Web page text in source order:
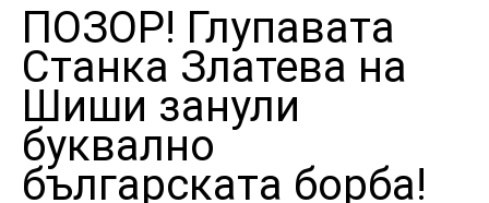
ПОЗОР! Глупавата
Станка Златева на
Шиши занули
буквално
българската борба!